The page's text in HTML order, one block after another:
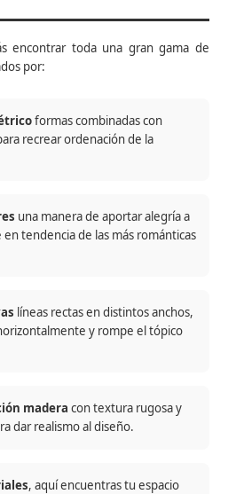
encontrar toda una gran gama de
por:
formas combinadas con
recrear ordenación de la
una manera de aportar alegría a
tendencia de las más románticas
líneas rectas en distintos anchos,
y rompe el tópico
madera con textura rugosa y
dar realismo al diseño.
, aquí encuentras tu espacio